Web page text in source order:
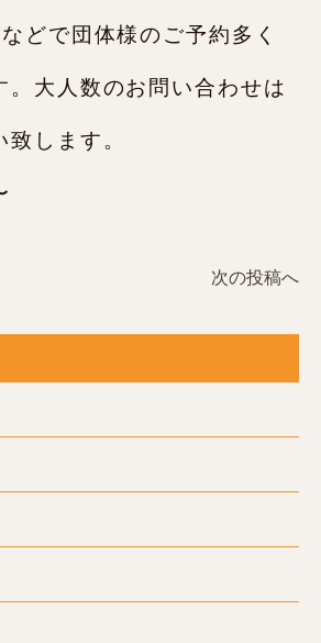
どで団体様のご予約多く
。大人数のお問い合わせは
します。
次の投稿へ